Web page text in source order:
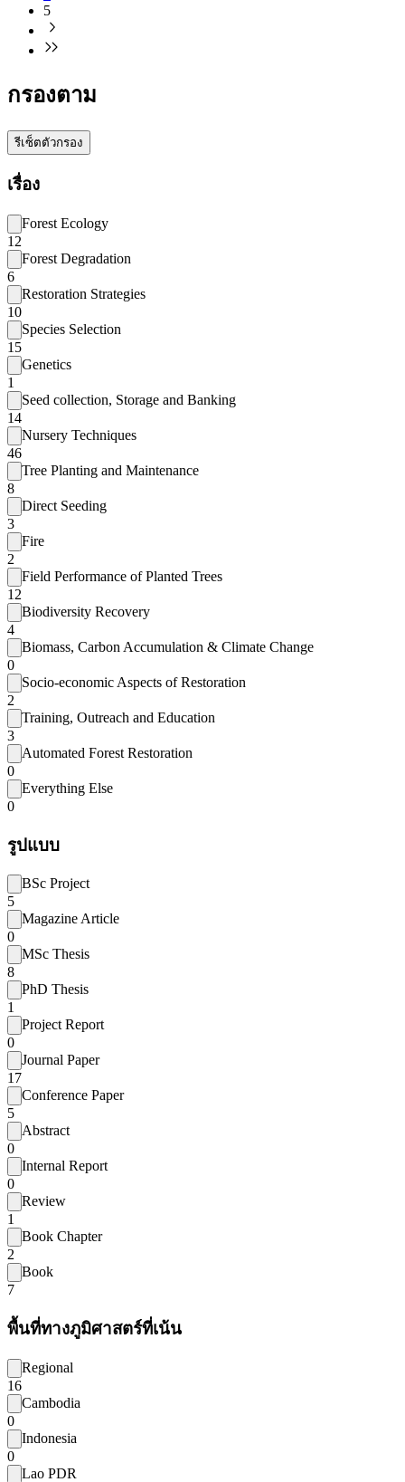
5
กรองตาม
รีเซ็ตตัวกรอง
เรื่อง
Forest Ecology
12
Forest Degradation
6
Restoration Strategies
10
Species Selection
15
Genetics
1
Seed collection, Storage and Banking
14
Nursery Techniques
46
Tree Planting and Maintenance
8
Direct Seeding
3
Fire
2
Field Performance of Planted Trees
12
Biodiversity Recovery
4
Biomass, Carbon Accumulation & Climate Change
0
Socio-economic Aspects of Restoration
2
Training, Outreach and Education
3
Automated Forest Restoration
0
Everything Else
0
รูปแบบ
BSc Project
5
Magazine Article
0
MSc Thesis
8
PhD Thesis
1
Project Report
0
Journal Paper
17
Conference Paper
5
Abstract
0
Internal Report
0
Review
1
Book Chapter
2
Book
7
พื้นที่ทางภูมิศาสตร์ที่เน้น
Regional
16
Cambodia
0
Indonesia
0
Lao PDR